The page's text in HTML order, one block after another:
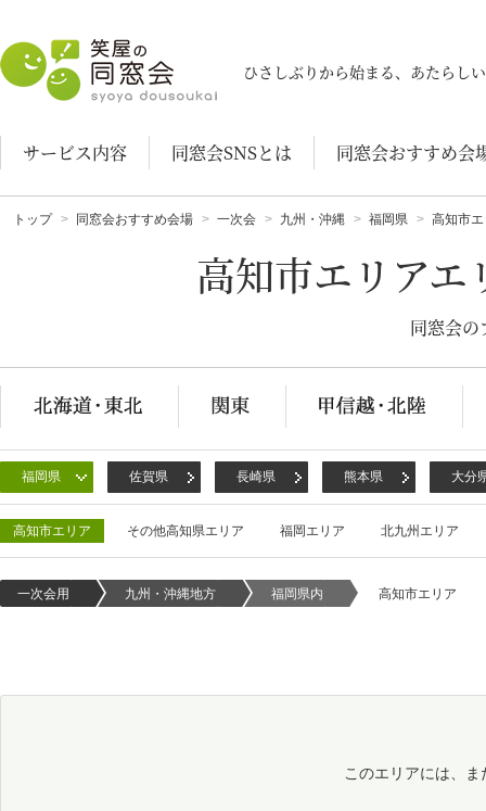
笑屋の同窓会
ひさしぶりから始まる、あたらし
サービス内容 同窓会SNSとは 同窓会おすすめ会
トップ 同窓会おすすめ会場 一次会 九州・沖縄 福岡県 高知市
高知市エリア
同窓会の
福岡県 佐賀県 長崎県 熊本県 大分
高知市エリア その他高知県エリア 福岡エリア 北九州エリア
一次会用 九州・沖縄地方 福岡県内 高知市エリア
このエリアには、